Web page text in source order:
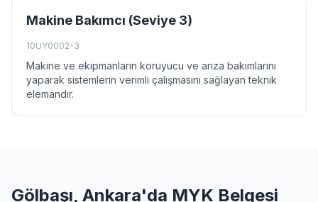
Makine Bakımcı (Seviye 3)
10UY0002-3
Makine ve ekipmanların koruyucu ve arıza bakımlarını
yaparak sistemlerin verimli çalışmasını sağlayan teknik
elemandır.
Gölbaşı, Ankara'da MYK Belgesi